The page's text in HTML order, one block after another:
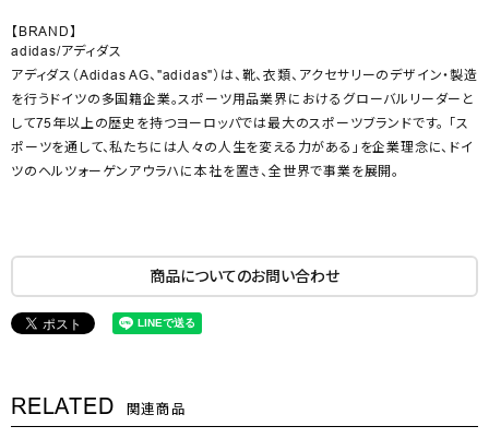
【BRAND】
adidas/アディダス
アディダス（Adidas AG、"adidas"）は、靴、衣類、アクセサリーのデザイン・製造
を行うドイツの多国籍企業。スポーツ用品業界におけるグローバルリーダーと
して75年以上の歴史を持つヨーロッパでは最大のスポーツブランドです。 「ス
ポーツを通して、私たちには人々の人生を変える力がある」を企業理念に、ドイ
ツのヘルツォーゲンアウラハに本社を置き、全世界で事業を展開。
商品についてのお問い合わせ
RELATED 関連商品